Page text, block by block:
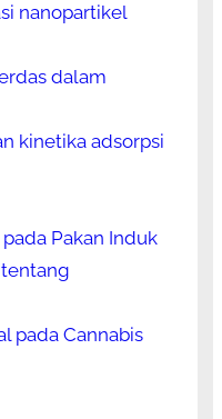
nanopartikel
dalam
kinetika adsorpsi
Pakan Induk
pada Cannabis